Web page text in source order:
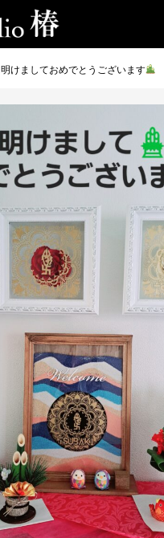
明けましておめでとうございます